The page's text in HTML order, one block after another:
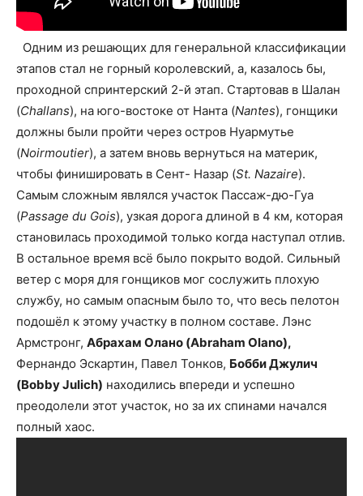
Одним из решающих для генеральной классификации
этапов стал не горный королевский, а, казалось бы,
проходной спринтерский 2-й этап. Стартовав в Шалан
(Challans), на юго-востоке от Нанта (Nantes), гонщики
должны были пройти через остров Нуармутье
(Noirmoutier), а затем вновь вернуться на материк,
чтобы финишировать в Сент- Назар (St. Nazaire).
Самым сложным являлся участок Пассаж-дю-Гуа
(Passage du Gois), узкая дорога длиной в 4 км, которая
становилась проходимой только когда наступал отлив.
В остальное время всё было покрыто водой. Сильный
ветер с моря для гонщиков мог сослужить плохую
службу, но самым опасным было то, что весь пелотон
подошёл к этому участку в полном составе. Лэнс
Армстронг, Абрахам Олано (Abraham Olano),
Фернандо Эскартин, Павел Тонков, Бобби Джулич
(Bobby Julich) находились впереди и успешно
преодолели этот участок, но за их спинами начался
полный хаос.